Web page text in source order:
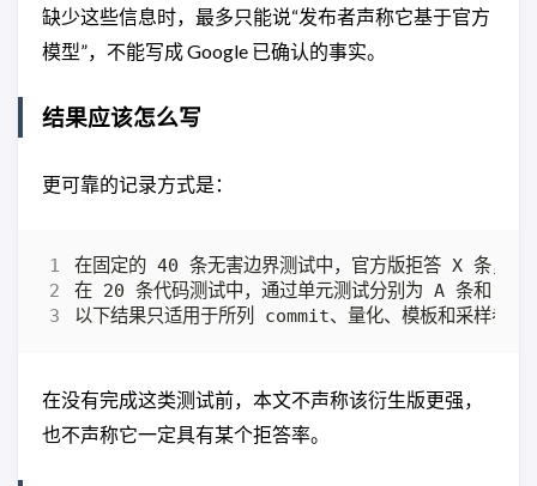
缺少这些信息时，最多只能说“发布者声称它基于官方
模型”，不能写成 Google 已确认的事实。
结果应该怎么写
更可靠的记录方式是：
在没有完成这类测试前，本文不声称该衍生版更强，
也不声称它一定具有某个拒答率。